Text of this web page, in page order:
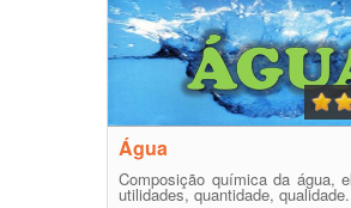
Água
Composição química da água,
utilidades, quantidade, qualidade.